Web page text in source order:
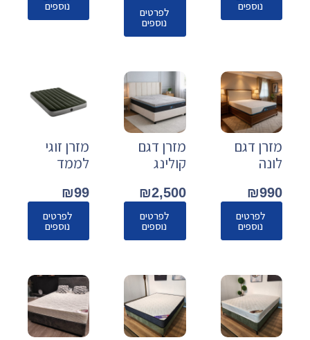
נוספים לפרטים
נוספים
נוספים
מזרן דגם
לונה
₪990
לפרטים
נוספים
מזרן דגם
קולינג
₪2,500
לפרטים
נוספים
מזרן זוגי
לממד
₪99
לפרטים
נוספים